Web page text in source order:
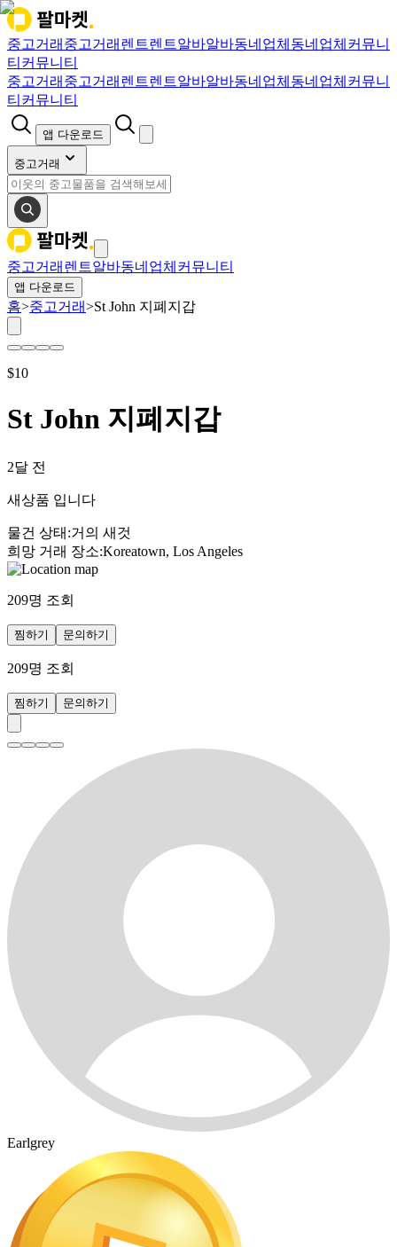
중고거래 중고거래 렌트렌트알바알바동네업체 동네업체 커뮤니
티 커뮤니티
중고거래 중고거래 렌트렌트알바알바동네업체 동네업체 커뮤니
티 커뮤니티
앱 다운로드
중고거래
중고거래 렌트알바동네업체 커뮤니티
앱 다운로드
홈>중고거래>St John 지폐지갑
$10
St John 지폐지갑
2달 전
새상품 입니다
물건 상태 :거의 새것
희망 거래 장소:Koreatown, Los Angeles
209명 조회
찜하기 문의하기
209명 조회
찜하기 문의하기
Earlgrey